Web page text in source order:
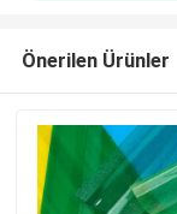
Önerilen Ürünler